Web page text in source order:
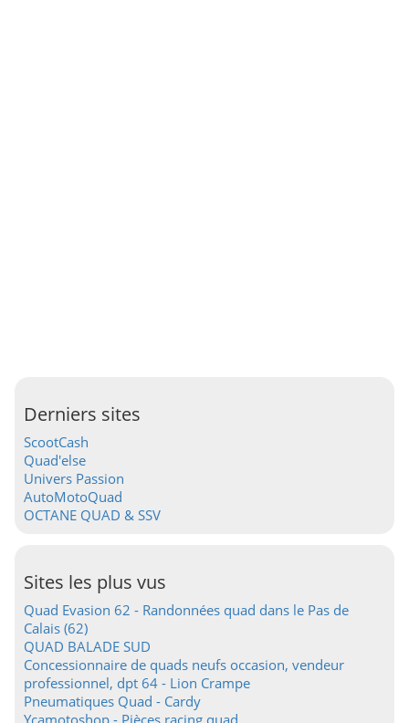
Derniers sites
ScootCash
Quad'else
Univers Passion
AutoMotoQuad
OCTANE QUAD & SSV
Sites les plus vus
Quad Evasion 62 - Randonnées quad dans le Pas de
Calais (62)
QUAD BALADE SUD
Concessionnaire de quads neufs occasion, vendeur
professionnel, dpt 64 - Lion Crampe
Pneumatiques Quad - Cardy
Ycamotoshop - Pièces racing quad